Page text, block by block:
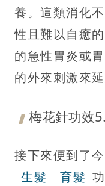
養。這類消化
性且難以自癒
的急性胃炎或
的外來刺激來延
梅花針功效
接下來便到了
生髮
育髮